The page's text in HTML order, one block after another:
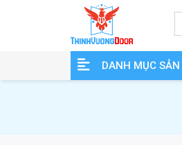
DANH MỤC